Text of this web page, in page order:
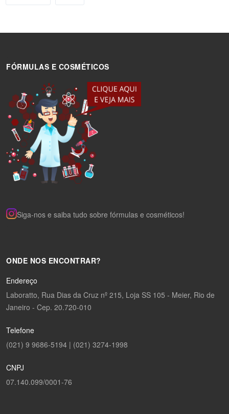
FÓRMULAS E COSMÉTICOS
Siga-nos e saiba tudo sobre fórmulas e cosméticos!
ONDE NOS ENCONTRAR?
Endereço
Laboratto, Rua Dias da Cruz nº 215, Loja SS 105 - Meier, Rio de
Janeiro - Cep. 20.720-010
Telefone
(021) 9 9686-5194 | (021) 3274-1998
CNPJ
07.140.099/0001-76